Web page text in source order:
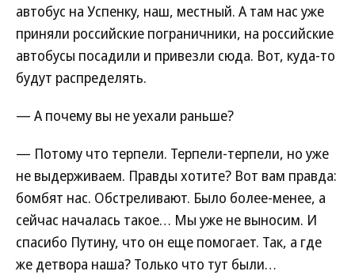
автобус на Успенку, наш, местный. А там нас уже
приняли российские пограничники, на российские
автобусы посадили и привезли сюда. Вот, куда-то
будут распределять.
— А почему вы не уехали раньше?
— Потому что терпели. Терпели-терпели, но уже
не выдерживаем. Правды хотите? Вот вам правда:
бомбят нас. Обстреливают. Было более-менее, а
сейчас началась такое… Мы уже не выносим. И
спасибо Путину, что он еще помогает. Так, а где
же детвора наша? Только что тут были…